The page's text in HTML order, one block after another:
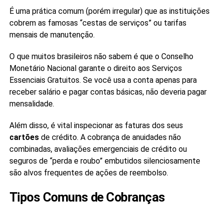
É uma prática comum (porém irregular) que as instituições
cobrem as famosas “cestas de serviços” ou tarifas
mensais de manutenção.
O que muitos brasileiros não sabem é que o Conselho
Monetário Nacional garante o direito aos Serviços
Essenciais Gratuitos. Se você usa a conta apenas para
receber salário e pagar contas básicas, não deveria pagar
mensalidade.
Além disso, é vital inspecionar as faturas dos seus
cartõesde crédito. A cobrança de anuidades não
combinadas, avaliações emergenciais de crédito ou
seguros de “perda e roubo” embutidos silenciosamente
são alvos frequentes de ações de reembolso.
Tipos Comuns de Cobranças